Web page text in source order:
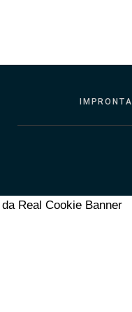
IMPRONTA
Real Cookie Banner